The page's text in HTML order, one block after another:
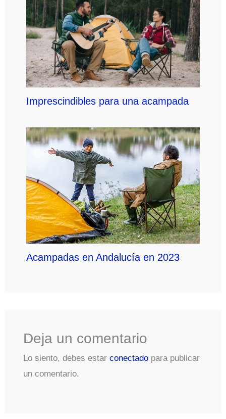
Imprescindibles para una acampada
Acampadas en Andalucía en 2023
Deja un comentario
Lo siento, debes estar conectadopara publicar
un comentario.